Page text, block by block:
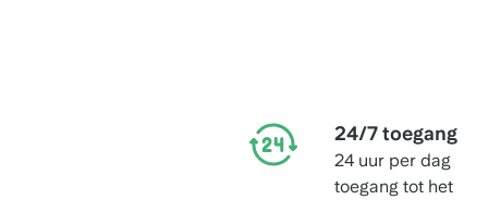
24/7 toegang
24 uur per dag
toegang tot het